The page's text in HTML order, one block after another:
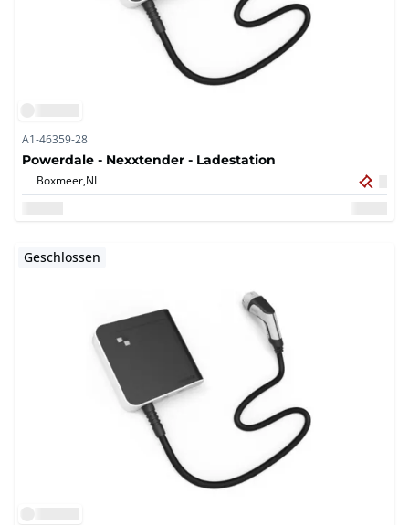
A1-46359-28
Powerdale - Nexxtender - Ladestation
Boxmeer,NL
Geschlossen